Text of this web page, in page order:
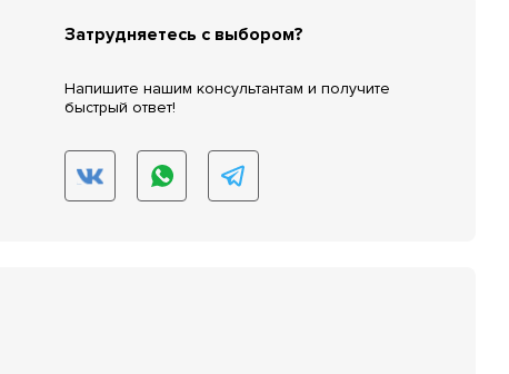
Затрудняетесь с выбором?
Напишите нашим консультантам и получите
быстрый ответ!